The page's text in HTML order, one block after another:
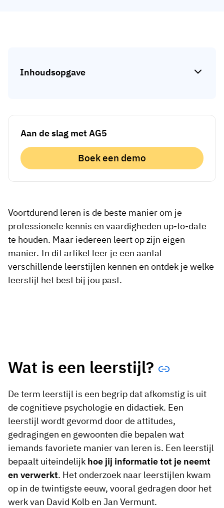
Stop met achtervolgen, begin met
Inhoudsopgave
Aan de slag met AG5
Boek een demo
Voortdurend leren is de beste manier om je
professionele kennis en vaardigheden up-to-date
te houden. Maar iedereen leert op zijn eigen
manier. In dit artikel leer je een aantal
verschillende leerstijlen kennen en ontdek je welke
leerstijl het best bij jou past.
Wat is een leerstijl?
De term leerstijl is een begrip dat afkomstig is uit
de cognitieve psychologie en didactiek. Een
leerstijl wordt gevormd door de attitudes,
gedragingen en gewoonten die bepalen wat
iemands favoriete manier van leren is. Een leerstijl
bepaalt uiteindelijk hoe jij informatie tot je neemt
en verwerkt. Het onderzoek naar leerstijlen kwam
op in de twintigste eeuw, vooral gedragen door het
werk van David Kolb en Jan Vermunt.